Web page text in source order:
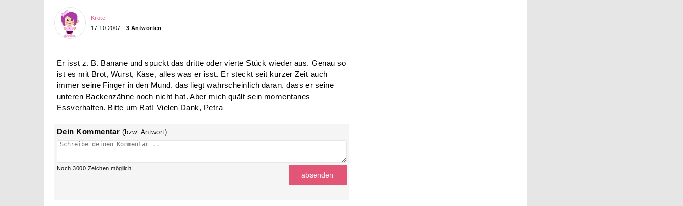
Kröte
17.10.2007 | 3 Antworten
Er isst z. B. Banane und spuckt das dritte oder vierte Stück wieder aus. Genau so
ist es mit Brot, Wurst, Käse, alles was er isst. Er steckt seit kurzer Zeit auch
immer seine Finger in den Mund, das liegt wahrscheinlich daran, dass er seine
unteren Backenzähne noch nicht hat. Aber mich quält sein momentanes
Essverhalten. Bitte um Rat! Vielen Dank, Petra
Dein Kommentar (bzw. Antwort)
Noch3000 Zeichen möglich.